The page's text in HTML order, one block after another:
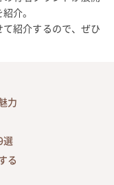
介。
紹介するので、ぜひ
力
選
る